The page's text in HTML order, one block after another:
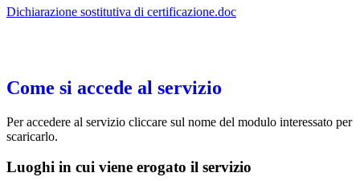
Dichiarazione sostitutiva di certificazione.doc
Come si accede al servizio
Per accedere al servizio cliccare sul nome del modulo interessato per
scaricarlo.
Luoghi in cui viene erogato il servizio